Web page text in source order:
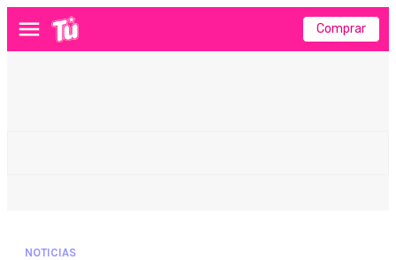
Menú Comprar
NOTICIAS